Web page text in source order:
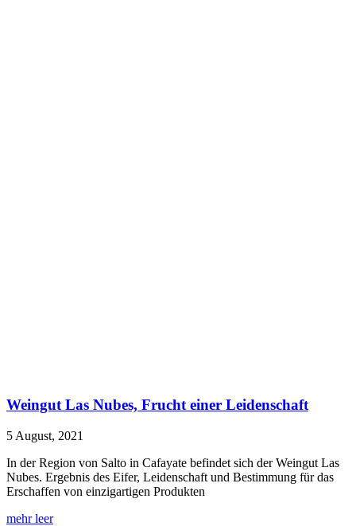
Weingut Las Nubes, Frucht einer Leidenschaft
5 August, 2021
In der Region von Salto in Cafayate befindet sich der Weingut Las
Nubes. Ergebnis des Eifer, Leidenschaft und Bestimmung für das
Erschaffen von einzigartigen Produkten
mehr leer